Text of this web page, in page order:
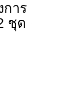
การ
ชุด